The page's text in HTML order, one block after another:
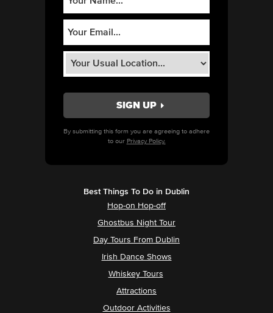
By submitting this form you are agreeing to adhere
to our Privacy Policy.
Best Things To Do in Dublin
Hop-on Hop-off
Ghostbus Night Tour
Day Tours From Dublin
Irish Dance Shows
Whiskey Tours
Attractions
Outdoor Activities